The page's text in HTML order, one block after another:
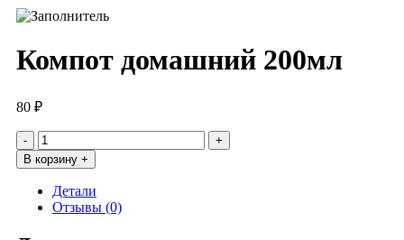
Компот домашний 200мл
80 ₽
Количество
товара
Компот
домашний
200мл
В корзину +
Детали
Отзывы (0)